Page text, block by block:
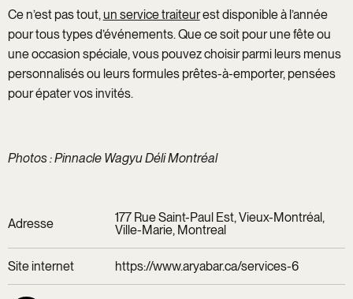
Ce n’est pas tout,un service traiteurest disponible à l’année
pour tous types d’événements. Que ce soit pour une fête ou
une occasion spéciale, vous pouvez choisir parmi leurs menus
personnalisés ou leurs formules prêtes-à-emporter, pensées
pour épater vos invités.
Photos : Pinnacle Wagyu Déli Montréal
Adresse
177 Rue Saint-Paul Est, Vieux-Montréal,
Ville-Marie, Montreal
Site internet https://www.aryabar.ca/services-6